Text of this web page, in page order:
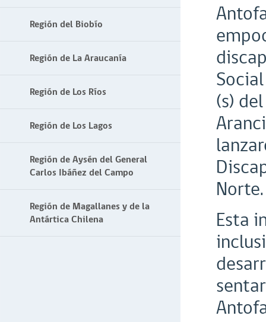
Región del Biobío
Región de La Araucanía
Región de Los Ríos
Región de Los Lagos
Región de Aysén del General
Carlos Ibáñez del Campo
Región de Magallanes y de la
Antártica Chilena
(s)
Norte.
Esta